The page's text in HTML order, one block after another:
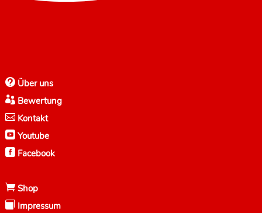
Über uns
Bewertung
Kontakt
Youtube
Facebook
Shop
 Impressum